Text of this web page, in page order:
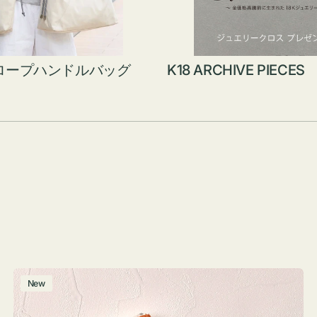
ープハンドルバッグ K18 ARCHIVE PIECES
ポ
ー
チ
New